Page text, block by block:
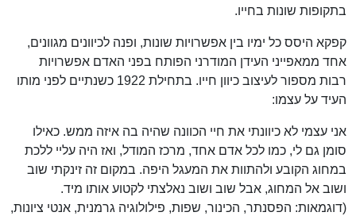
בתקופות שונות בחייו.
קפקא היסס כל ימיו בין אפשרויות שונות, ופנה לכיוונים מגוונים,
אחד ממאפייני העידן המודרני הפותח בפני האדם אפשרויות
רבות מספור לעיצוב כיוון חייו. בתחילת 1922 כשנתיים לפני מותו
העיד על עצמו:
אני עצמי לא כיוונתי את חיי הכוונה שהיה בה איזה ממש. כאילו
סומן גם לי, כמו לכל אדם אחד, מרכז המודל, ואז היה עליי ללכת
במחוג הקובע ולהתוות את המעגל היפה. במקום זה זינקתי שוב
ושוב אל המחוג, אבל שוב ושוב נאלצתי לקטוע אותו מיד.
(דוגמאות: הפסנתר, הכינור, שפות, פילולוגיה גרמנית, אנטי ציונות,